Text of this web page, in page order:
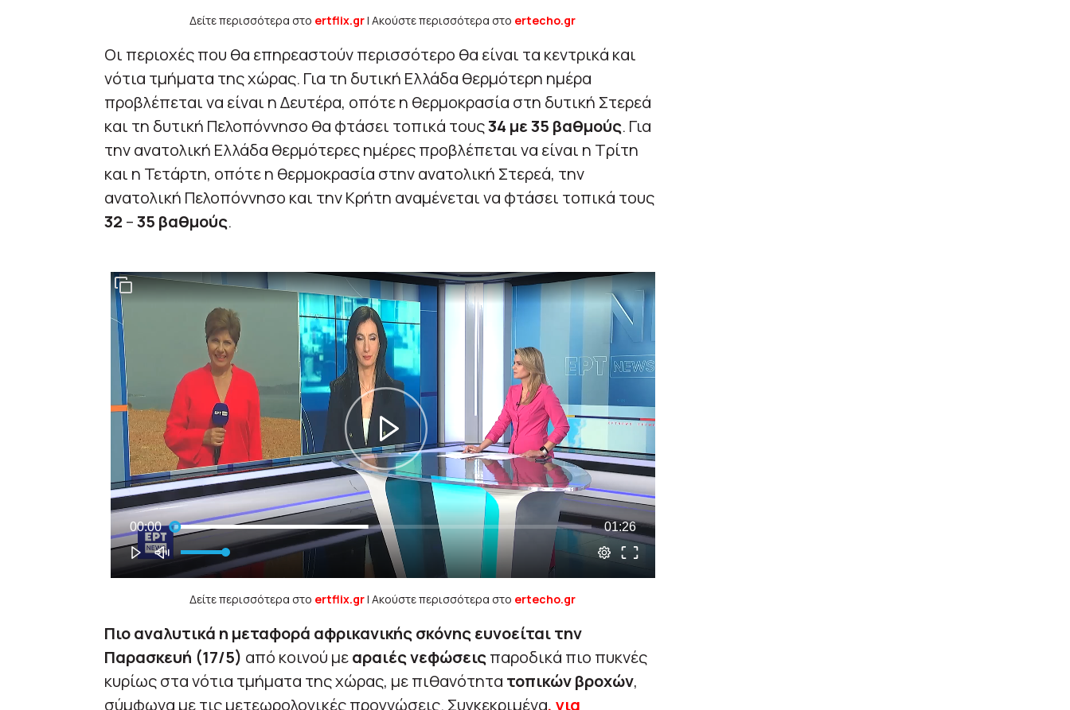
Δείτε περισσότερα στο ertflix.gr| Ακούστε περισσότερα στο ertecho.gr
Οι περιοχές που θα επηρεαστούν περισσότερο θα είναι τα κεντρικά και
νότια τμήματα της χώρας. Για τη δυτική Ελλάδα θερμότερη ημέρα
προβλέπεται να είναι η Δευτέρα, οπότε η θερμοκρασία στη δυτική Στερεά
και τη δυτική Πελοπόννησο θα φτάσει τοπικά τους34 με 35 βαθμούς. Για
την ανατολική Ελλάδα θερμότερες ημέρες προβλέπεται να είναι η Τρίτη
και η Τετάρτη, οπότε η θερμοκρασία στην ανατολική Στερεά, την
ανατολική Πελοπόννησο και την Κρήτη αναμένεται να φτάσει τοπικά τους
32 –35 βαθμούς.
Δείτε περισσότερα στο ertflix.gr| Ακούστε περισσότερα στο ertecho.gr
Πιο αναλυτικά η μεταφορά αφρικανικής σκόνης ευνοείται την
Παρασκευή (17/5) από κοινού μεαραιές νεφώσειςπαροδικά πιο πυκνές
κυρίως στα νότια τμήματα της χώρας, με πιθανότητα τοπικών βροχών,
σύμφωνα με τις μετεωρολογικές προγνώσεις. Συγκεκριμένα, για